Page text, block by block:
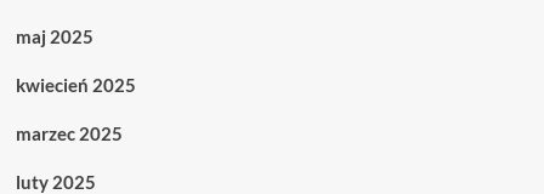
maj 2025
kwiecień 2025
marzec 2025
luty 2025